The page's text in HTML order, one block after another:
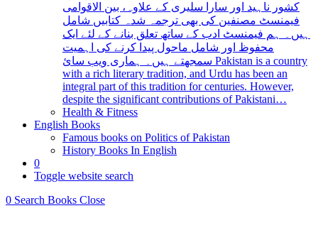
کشور ناہید اور سارا سلیری کے علاوہ، بین الاقوامی
فیمنسٹ مصنفین کی بھی ترجمہ شدہ کتابیں شامل
ہیں۔ ہم فیمنسٹ ادب کے ساتھ تعلق بنانے کے لئے ایک
محفوظ اور شامل ماحول پیدا کرنے کی اہمیت
سمجھتے ہیں۔ ہماری ویب سائ Pakistan is a country
with a rich literary tradition, and Urdu has been an
integral part of this tradition for centuries. However,
despite the significant contributions of Pakistani…
Health & Fitness
English Books
Famous books on Politics of Pakistan
History Books In English
0
Toggle website search
0 Search Books Close